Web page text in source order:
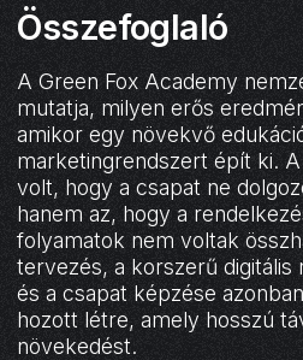
Összefoglaló
A Green Fox Academy
mutatja, milyen erős
amikor egy növekvő
marketingrendszert épít ki.
volt, hogy a csapat ne
hanem az, hogy a
folyamatok nem voltak
tervezés, a korszerű digitális
és a csapat képzése
hozott létre, amely hosszú
növekedést.